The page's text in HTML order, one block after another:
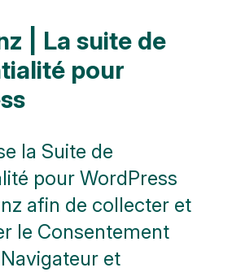
| La suite de
pour
la Suite de
pour WordPress
afin de collecter et
le Consentement
et